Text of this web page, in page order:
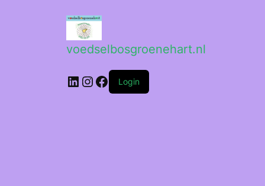
voedselbosgroenehart.nl
Login